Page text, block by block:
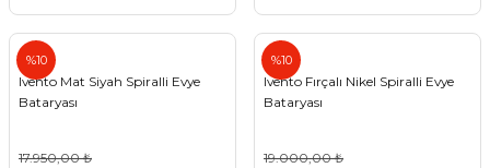
%10
Ivento Mat Siyah Spiralli Evye
Bataryası
17.950,00 ₺
%10
Ivento Fırçalı Nikel Spiralli Evye
Bataryası
19.000,00 ₺